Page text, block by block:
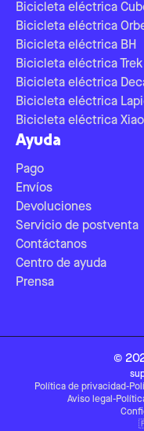
Bicicleta eléctrica
Bicicleta eléctrica
Bicicleta eléctrica BH
Bicicleta eléctrica Trek
Bicicleta eléctrica
Bicicleta eléctrica
Bicicleta eléctrica
Ayuda
Pago
Envíos
Devoluciones
Servicio de postventa
Contáctanos
Centro de ayuda
Prensa
©
Política de privacidad-
Aviso legal -